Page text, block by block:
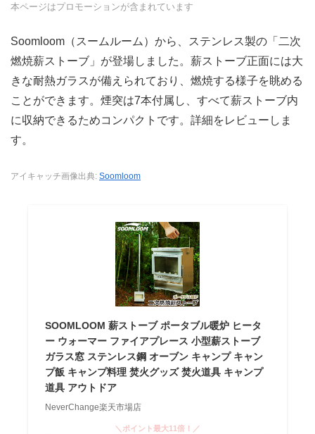
本ページはプロモーションが含まれています
Soomloom（スームルーム）から、ステンレス製の「二次
燃焼薪ストーブ」が登場しました。薪ストーブ正面には大
きな耐熱ガラスが備えられており、燃焼する様子を眺める
ことができます。煙突は7本付属し、すべて薪ストーブ内
に収納できるためコンパクトです。詳細をレビューしま
す。
アイキャッチ画像出典: Soomloom
SOOMLOOM 薪ストーブ ポータブル暖炉 ヒータ
ー ウォーマー ファイアプレース 小型薪ストーブ
ガラス窓 ステンレス鋼 オーブン キャンプ キャン
プ飯 キャンプ料理 焚火グッズ 焚火道具 キャンプ
道具 アウトドア
NeverChange楽天市場店
＼ポイント最大11倍！／